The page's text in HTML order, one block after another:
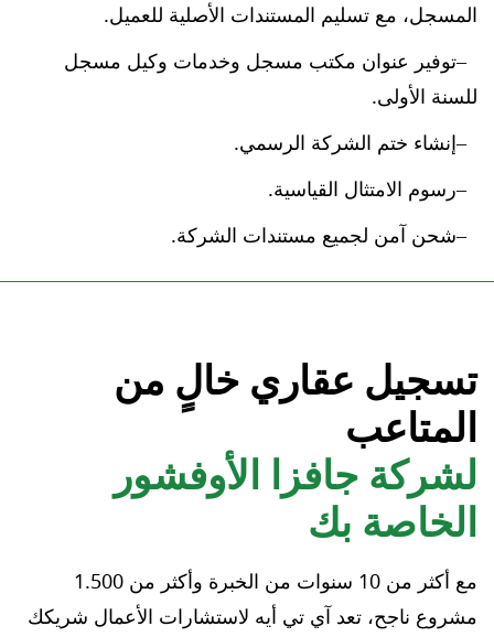
المسجل، مع تسليم المستندات الأصلية للعميل.
توفير عنوان مكتب مسجل وخدمات وكيل مسجل
للسنة الأولى.
إنشاء ختم الشركة الرسمي.
رسوم الامتثال القياسية.
شحن آمن لجميع مستندات الشركة.
تسجيل عقاري خالٍ من
المتاعب
لشركة جافزا الأوفشور
الخاصة بك
مع أكثر من 10 سنوات من الخبرة وأكثر من 1.500
مشروع ناجح، تعد آي تي أيه لاستشارات الأعمال شريكك